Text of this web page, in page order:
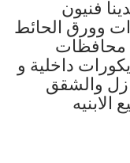
فنيون
وورق الحائط
محافظات
داخلية و
والشقق